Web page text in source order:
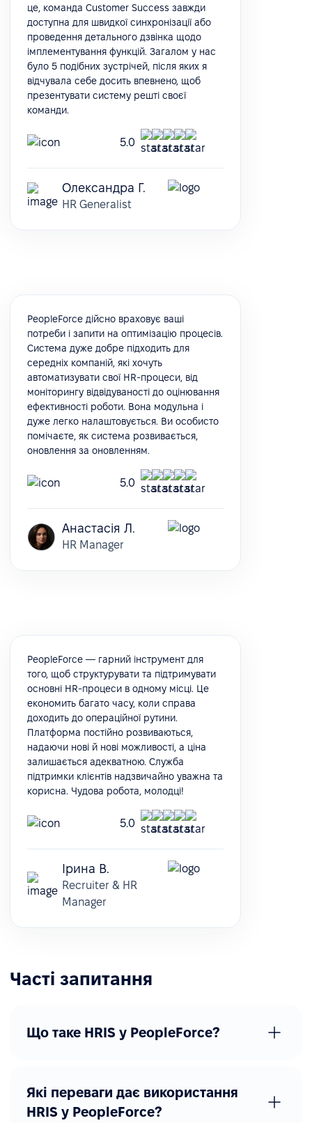
це, команда Customer Success завжди
доступна для швидкої синхронізації або
проведення детального дзвінка щодо
імплементування функцій. Загалом у нас
було 5 подібних зустрічей, після яких я
відчувала себе досить впевнено, щоб
презентувати систему решті своєї
команди.
5.0
Олександра Г.
HR Generalist
PeopleForce дійсно враховує ваші
потреби і запити на оптимізацію процесів.
Система дуже добре підходить для
середніх компаній, які хочуть
автоматизувати свої HR-процеси, від
моніторингу відвідуваності до оцінювання
ефективності роботи. Вона модульна і
дуже легко налаштовується. Ви особисто
помічаєте, як система розвивається,
оновлення за оновленням.
5.0
Анастасія Л.
HR Manager
PeopleForce — гарний інструмент для
того, щоб структурувати та підтримувати
основні HR-процеси в одному місці. Це
економить багато часу, коли справа
доходить до операційної рутини.
Платформа постійно розвиваються,
надаючи нові й нові можливості, а ціна
залишається адекватною. Служба
підтримки клієнтів надзвичайно уважна та
корисна. Чудова робота, молодці!
5.0
Ірина В.
Recruiter & HR
Manager
Часті запитання
Що таке HRIS у PeopleForce?
Які переваги дає використання
HRIS у PeopleForce?